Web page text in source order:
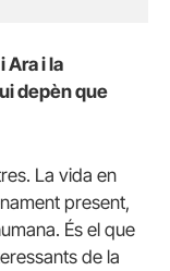
Ara i la
depèn que
La vida en
present,
És el que
de la